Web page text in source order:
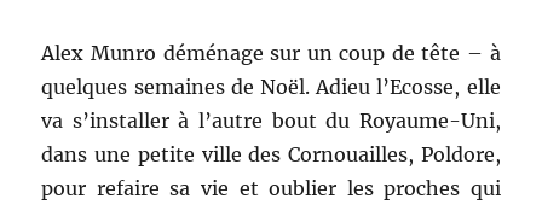
Alex Munro déménage sur un coup de tête – à
quelques semaines de Noël. Adieu l’Ecosse, elle
va s’installer à l’autre bout du Royaume-Uni,
dans une petite ville des Cornouailles, Poldore,
pour refaire sa vie et oublier les proches qui